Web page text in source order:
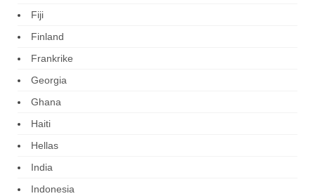
Fiji
Finland
Frankrike
Georgia
Ghana
Haiti
Hellas
India
Indonesia